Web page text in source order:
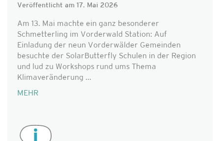
Veröffentlicht am 17. Mai 2026
Am 13. Mai machte ein ganz besonderer
Schmetterling im Vorderwald Station: Auf
Einladung der neun Vorderwälder Gemeinden
besuchte der SolarButterfly Schulen in der Region
und lud zu Workshops rund ums Thema
Klimaveränderung ...
MEHR